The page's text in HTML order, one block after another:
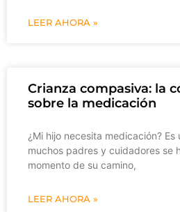
LEER AHORA »
Crianza compasiva: la
sobre la medicación
¿Mi hijo necesita medicación?
muchos padres y cuidadores se
momento de su camino,
LEER AHORA »